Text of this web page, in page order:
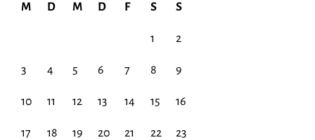
M
D M D F S S
1 2
3 4 5 6 7 8 9
10 11 12 13 14 15 16
17 18 19 20 21 22 23